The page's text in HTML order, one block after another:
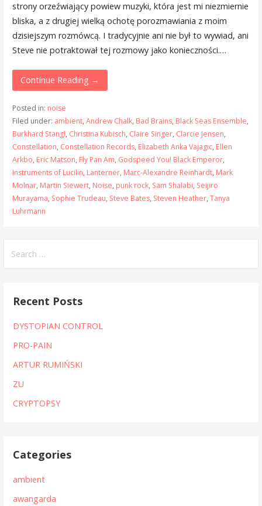
strony orzeźwiający powiew muzyki, która jest mi niezmiernie
bliska, a z drugiej wielką ochotę porozmawiania z moim
dzisiejszym rozmówcą. I tradycyjnie ani nie był to wywiad, ani
Steve nie potraktował tej rozmowy jako konieczności.…
Continue Reading →
Posted in: noise
Filed under: ambient, Andrew Chalk, Bad Brains, Black Seas Ensemble,
Burkhard Stangl, Christina Kubisch, Claire Singer, Clarcie Jensen,
Constellation, Constellation Records, Elizabeth Anka Vajagic, Ellen
Arkbo, Eric Matson, Fly Pan Am, Godspeed You! Black Emperor,
Instruments of Lucilin, Lanterner, Marc-Alexandre Reinhardt, Mark
Molnar, Martin Siewert, Noise, punk rock, Sam Shalabi, Seijiro
Murayama, Sophie Trudeau, Steve Bates, Steven Heather, Tanya
Luhrmann
for:
Recent Posts
DYSTOPIAN CONTROL
PRO-PAIN
ARTUR RUMIŃSKI
ZU
CRYPTOPSY
Categories
ambient
awangarda